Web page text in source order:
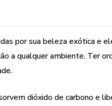
por sua beleza exótica e
a qualquer ambiente. Ter
dióxido de carbono e